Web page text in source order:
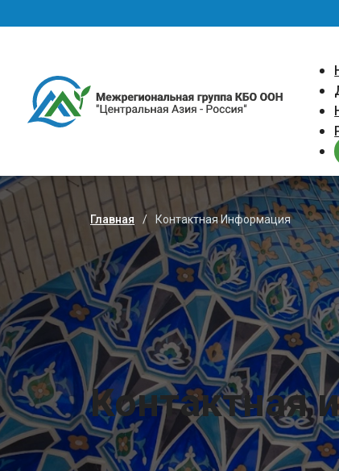
Строка навигации
Главная Контактная Информация
Контактная